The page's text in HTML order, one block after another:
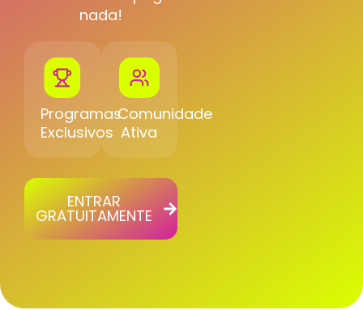
nada!
Programas
Exclusivos
Comunidade
Ativa
ENTRAR
GRATUITAMENTE